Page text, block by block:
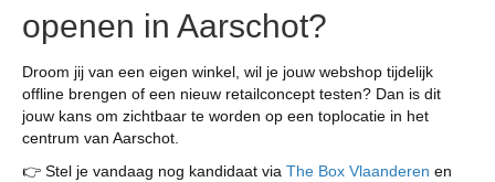
openen in Aarschot?
Droom jij van een eigen winkel, wil je jouw webshop tijdelijk
offline brengen of een nieuw retailconcept testen? Dan is dit
jouw kans om zichtbaar te worden op een toplocatie in het
centrum van Aarschot.
👉 Stel je vandaag nog kandidaat via The Box Vlaanderen en